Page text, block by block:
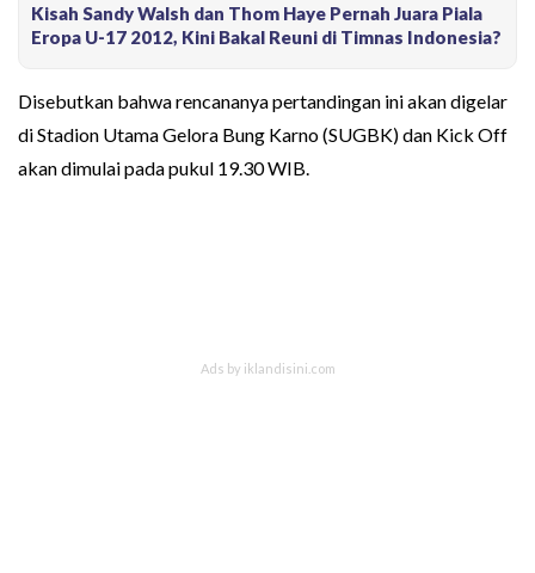
Kisah Sandy Walsh dan Thom Haye Pernah Juara Piala
Eropa U-17 2012, Kini Bakal Reuni di Timnas Indonesia?
Disebutkan bahwa rencananya pertandingan ini akan digelar
di Stadion Utama Gelora Bung Karno (SUGBK) dan Kick Off
akan dimulai pada pukul 19.30 WIB.